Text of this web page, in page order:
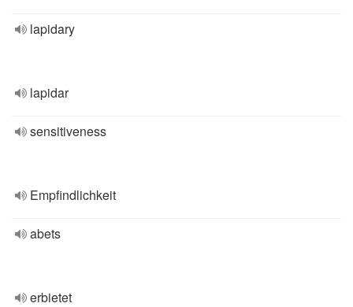
lapidary
lapidar
sensitiveness
Empfindlichkeit
abets
erbietet